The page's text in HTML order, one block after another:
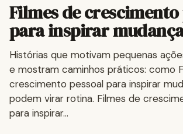
Filmes de crescimento
para inspirar
Histórias que motivam pequenas
e mostram caminhos práticos: como
crescimento pessoal para inspirar
podem virar rotina. Filmes de
para inspirar…